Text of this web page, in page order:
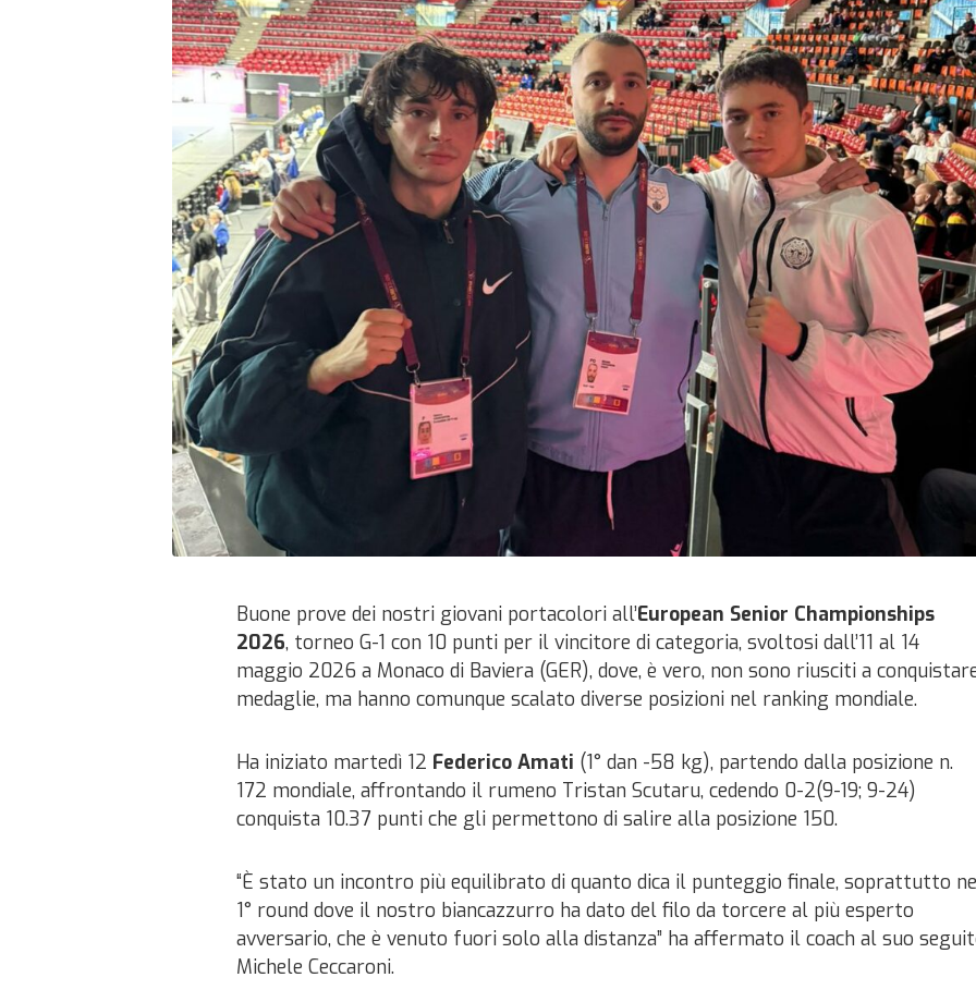
Buone prove dei nostri giovani portacolori all’European Senior Championships
2026, torneo G-1 con 10 punti per il vincitore di categoria, svoltosi dall’11 al 14
maggio 2026 a Monaco di Baviera (GER), dove, è vero, non sono riusciti a
medaglie, ma hanno comunque scalato diverse posizioni nel ranking mondiale.
Ha iniziato martedì 12 Federico Amati (1° dan -58 kg), partendo dalla posizione n.
172 mondiale, affrontando il rumeno Tristan Scutaru, cedendo 0-2(9-19; 9-24)
conquista 10.37 punti che gli permettono di salire alla posizione 150.
“È stato un incontro più equilibrato di quanto dica il punteggio finale, soprattutto
1° round dove il nostro biancazzurro ha dato del filo da torcere al più esperto
avversario, che è venuto fuori solo alla distanza” ha affermato il coach al suo
Michele Ceccaroni.